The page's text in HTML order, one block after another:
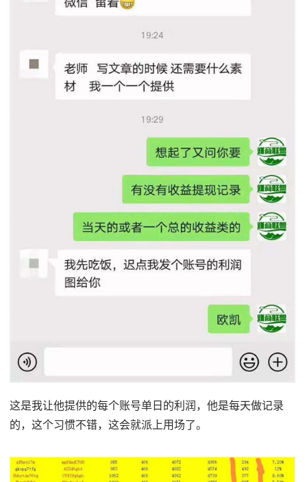
这是我让他提供的每个账号单日的利润，他是每天做记录
的，这个习惯不错，这会就派上用场了。